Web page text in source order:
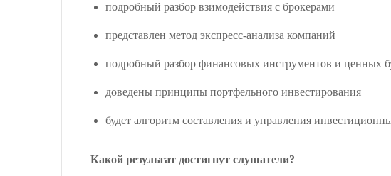
подробный разбор взимодействия с брокерами
представлен метод экспресс-анализа компаний
подробный разбор финансовых инструментов и ценных
доведены принципы портфельного инвестирования
будет алгоритм составления и управления
Какой результат достигнут слушатели?